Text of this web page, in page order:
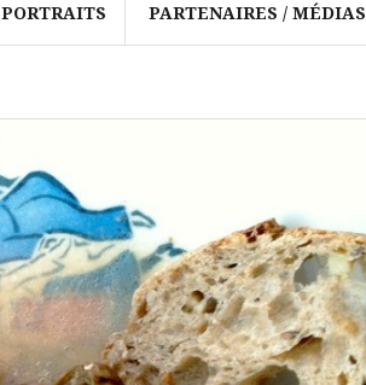
PORTRAITS PARTENAIRES / MÉDIAS